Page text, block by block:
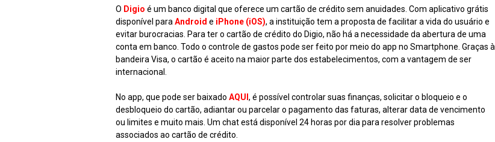
O Digio é um banco digital que oferece um cartão de crédito sem anuidades. Com aplicativo grátis
disponível para Android e iPhone (iOS), a instituição tem a proposta de facilitar a vida do usuário e
evitar burocracias. Para ter o cartão de crédito do Digio, não há a necessidade da abertura de uma
conta em banco. Todo o controle de gastos pode ser feito por meio do app no Smartphone. Graças à
bandeira Visa, o cartão é aceito na maior parte dos estabelecimentos, com a vantagem de ser
internacional.
No app, que pode ser baixado AQUI , é possível controlar suas finanças, solicitar o bloqueio e o
desbloqueio do cartão, adiantar ou parcelar o pagamento das faturas, alterar data de vencimento
ou limites e muito mais. Um chat está disponível 24 horas por dia para resolver problemas
associados ao cartão de crédito.